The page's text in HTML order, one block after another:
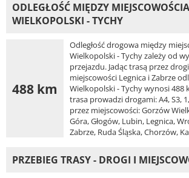
ODLEGŁOŚĆ MIĘDZY
WIELKOPOLSKI - TYCHY
488 km
Odległość drogowa między
Wielkopolski - Tychy zależy od
przejazdu. Jadąc trasą przez
miejscowości Legnica i Zabrze
Wielkopolski - Tychy wynosi 488
trasa prowadzi drogami: A4, S3,
przez miejscowości: Gorzów
Góra, Głogów, Lubin, Legnica,
Zabrze, Ruda Śląska, Chorzów,
PRZEBIEG TRASY - DROGI I